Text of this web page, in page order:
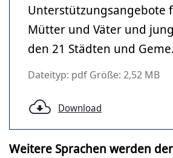
Unterstützungsangebote
Mütter und Väter und
den 21 Städten und
Dateityp: pdf Größe: 2,52 MB
Download
Weitere Sprachen werden